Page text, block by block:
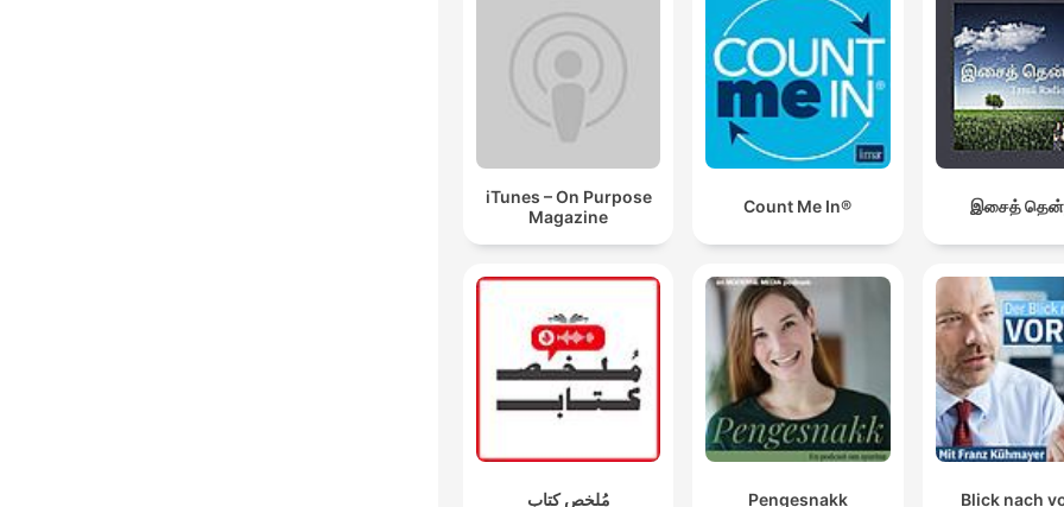
iTunes – On Purpose
Magazine
Count Me In® இசைத்
مُلخص كتاب Pengesnakk Blick nach